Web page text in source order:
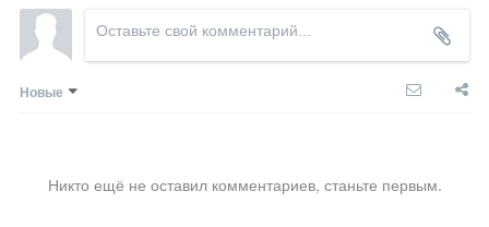
Новые
Никто ещё не оставил комментариев, станьте первым.